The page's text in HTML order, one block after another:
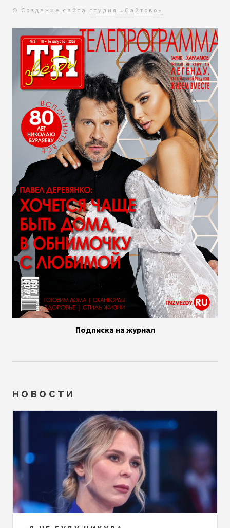
© Создание сайта студия «Сайтово»
Подписка на журнал
НОВОСТИ